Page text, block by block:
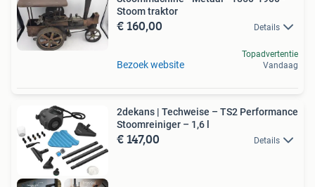
Stoom traktor
€ 160,00 Details
Bezoek website
Topadvertentie
Vandaag
2dekans | Techweise – TS2 Performance
Stoomreiniger – 1,6 l
€ 147,00 Details